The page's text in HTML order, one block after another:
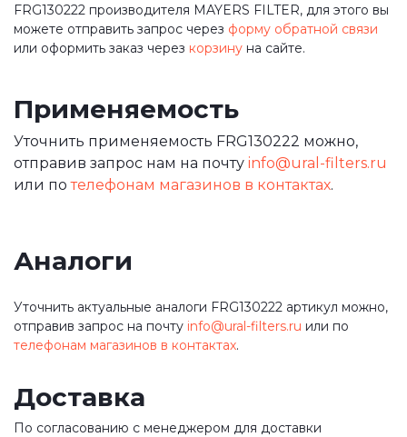
FRG130222 производителя MAYERS FILTER, для этого вы
можете отправить запрос через форму обратной связи
или оформить заказ через корзину на сайте.
Применяемость
Уточнить применяемость FRG130222 можно,
отправив запрос нам на почту info@ural-filters.ru
или потелефонам магазинов в контактах.
Аналоги
Уточнить актуальные аналоги FRG130222 артикул можно,
отправив запрос на почту info@ural-filters.ru или по
телефонам магазинов в контактах.
Доставка
По согласованию с менеджером для доставки